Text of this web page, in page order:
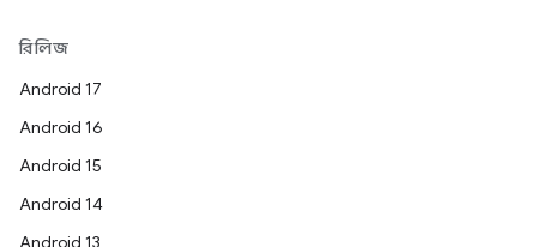
রিলিজ
Android 17
Android 16
Android 15
Android 14
Android 13